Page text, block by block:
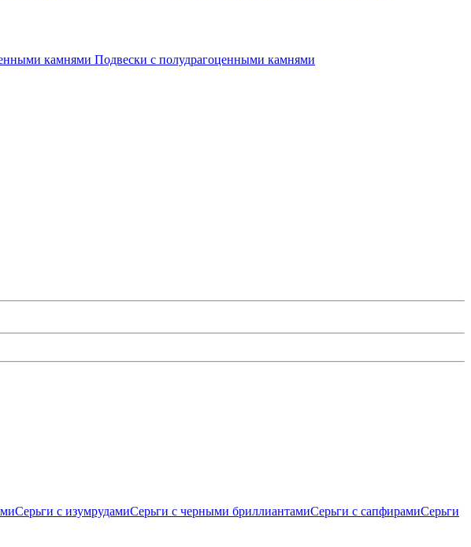
камнями Подвески с полудрагоценными камнями
Серьги с изумрудамиСерьги с черными бриллиантамиСерьги с сапфирамиСерьги